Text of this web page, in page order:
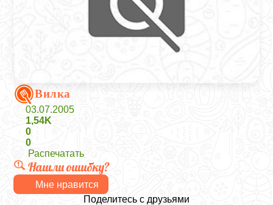
Вилка
03.07.2005
1,54K
0
0
Распечатать
Нашли ошибку?
Мне нравится
Поделитесь с друзьями